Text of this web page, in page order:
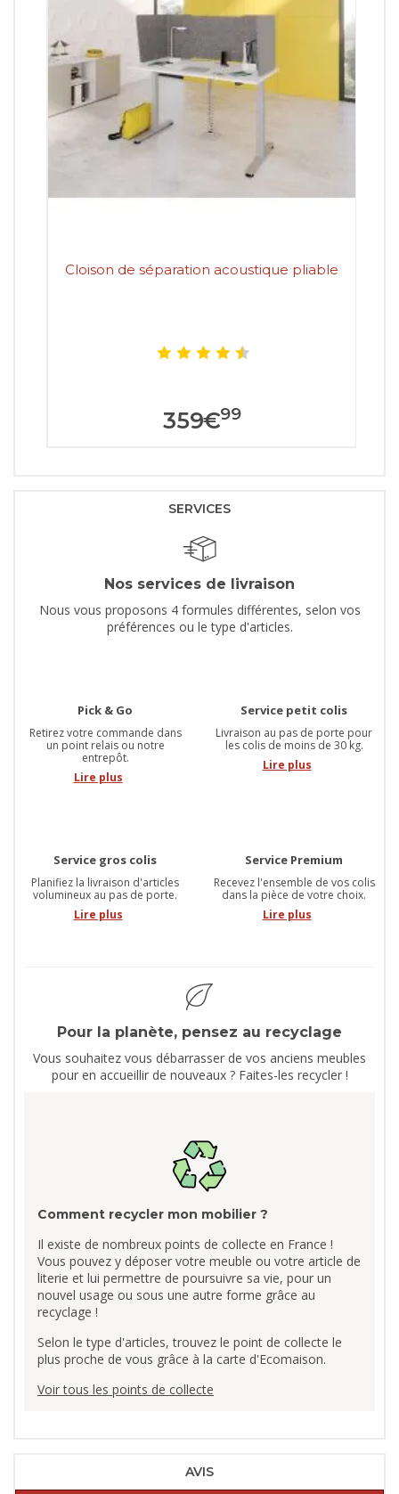
Cloison de séparation acoustique pliable
359€99
SERVICES
Nos services de livraison
Nous vous proposons 4 formules différentes, selon vos
préférences ou le type d'articles.
Pick & Go
Retirez votre commande dans
un point relais ou notre
entrepôt.
Lire plus
Service petit colis
Livraison au pas de porte pour
les colis de moins de 30 kg.
Lire plus
Service gros colis
Planifiez la livraison d'articles
volumineux au pas de porte.
Lire plus
Service Premium
Recevez l'ensemble de vos colis
dans la pièce de votre choix.
Lire plus
Pour la planète, pensez au recyclage
Vous souhaitez vous débarrasser de vos anciens meubles
pour en accueillir de nouveaux ? Faites-les recycler !
Comment recycler mon mobilier ?
Il existe de nombreux points de collecte en France !
Vous pouvez y déposer votre meuble ou votre article de
literie et lui permettre de poursuivre sa vie, pour un
nouvel usage ou sous une autre forme grâce au
recyclage !
Selon le type d'articles, trouvez le point de collecte le
plus proche de vous grâce à la carte d'Ecomaison.
Voir tous les points de collecte
AVIS